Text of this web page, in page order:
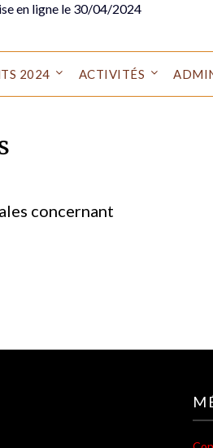
en ligne le 30/04/2024
2024 ACTIVITÉS
concernant